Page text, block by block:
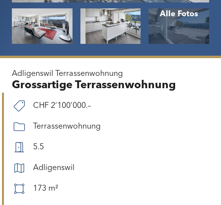
Adligenswil Terrassenwohnung
Grossartige Terrassenwohnung
CHF 2’100’000.–
Terrassenwohnung
5.5
Adligenswil
173 m²